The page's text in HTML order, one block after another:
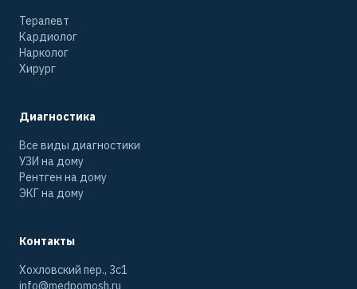
Терапевт
Кардиолог
Нарколог
Хирург
Диагностика
Все виды диагностики
УЗИ на дому
Рентген на дому
ЭКГ на дому
Контакты
Хохловский пер., 3с1
info@medpomosh.ru